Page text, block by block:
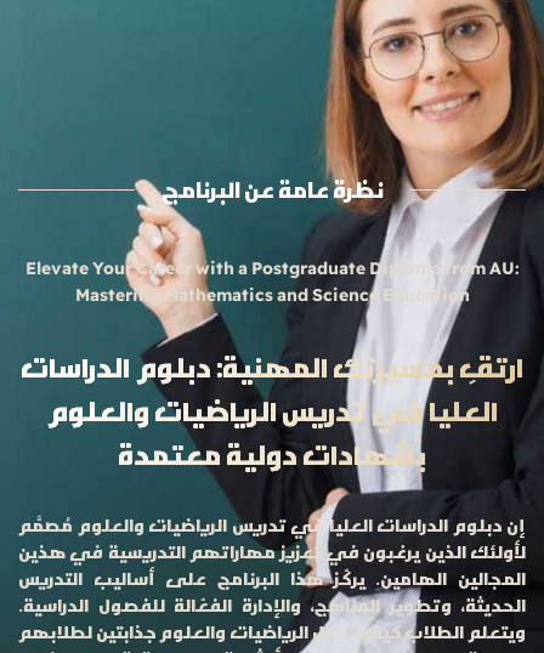
نظرة عامة عن البرنامج
Elevate Your Career with a Postgraduate Diploma from AU:
Mastering Mathematics and Science Education
ارتقِ بمسيرتك المهنية: دبلوم الدراسات
العليا في تدريس الرياضيات والعلوم
بشهادات دولية معتمدة
إن دبلوم الدراسات العليا في تدريس الرياضيات والعلوم مُصمَّم
لأولئك الذين يرغبون في تعزيز مهاراتهم التدريسية في هذين
المجالين الهامين. يركّز هذا البرنامج على أساليب التدريس
الحديثة، وتطوير المناهج، والإدارة الفعّالة للفصول الدراسية.
ويتعلم الطلاب كيفية جعل الرياضيات والعلوم جذابتين لطلابهم